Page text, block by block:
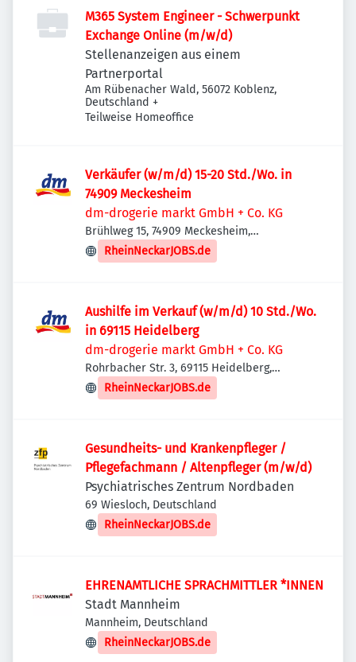
M365 System Engineer - Schwerpunkt
Exchange Online (m/w/d)
Stellenanzeigen aus einem
Partnerportal
Am Rübenacher Wald, 56072 Koblenz,
Deutschland +
Teilweise Homeoffice
Verkäufer (w/m/d) 15-20 Std./Wo. in
74909 Meckesheim
dm-drogerie markt GmbH + Co. KG
Brühlweg 15, 74909 Meckesheim,
Deutschland
RheinNeckarJOBS.de
Aushilfe im Verkauf (w/m/d) 10 Std./Wo.
in 69115 Heidelberg
dm-drogerie markt GmbH + Co. KG
Rohrbacher Str. 3, 69115 Heidelberg,
Deutschland
RheinNeckarJOBS.de
Gesundheits- und Krankenpfleger /
Pflegefachmann / Altenpfleger (m/w/d)
Psychiatrisches Zentrum Nordbaden
69 Wiesloch, Deutschland
RheinNeckarJOBS.de
EHRENAMTLICHE SPRACHMITTLER *INNEN
Stadt Mannheim
Mannheim, Deutschland
RheinNeckarJOBS.de